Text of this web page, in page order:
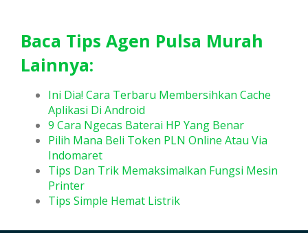
Baca Tips Agen Pulsa Murah
Lainnya:
Ini Dia! Cara Terbaru Membersihkan Cache
Aplikasi Di Android
9 Cara Ngecas Baterai HP Yang Benar
Pilih Mana Beli Token PLN Online Atau Via
Indomaret
Tips Dan Trik Memaksimalkan Fungsi Mesin
Printer
Tips Simple Hemat Listrik